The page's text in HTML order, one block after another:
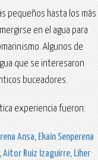
pequeños hasta los más
en el agua para
Algunos de
que se interesaron
buceadores.
experiencia fueron:
Ansa, Ekain Senperena
Aitor Ruiz Izaguirre, Liher